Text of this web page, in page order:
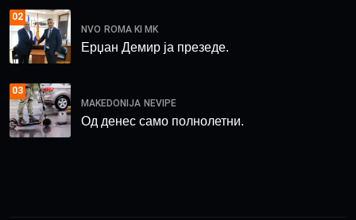
02
NVO ROMA KI MK
Ерџан Демир ја презеде.
03
MAKEDONIJA NEVIPE
Од денес само полнолетни.